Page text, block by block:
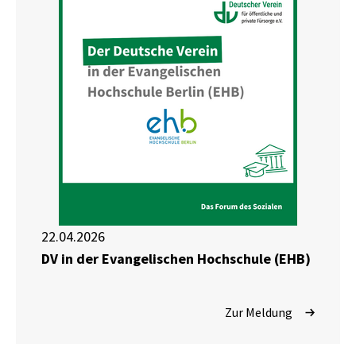
22.04.2026
DV in der Evangelischen Hochschule (EHB)
Zur Meldung